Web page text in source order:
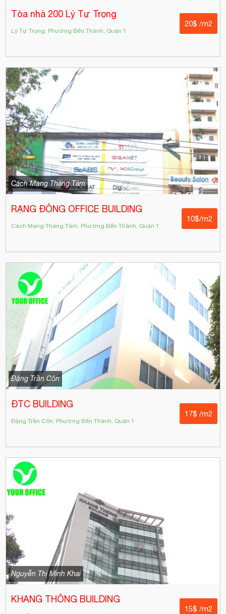
Tòa nhà 200 Lý Tự Trọng
Lý Tự Trọng, Phường Bến Thành, Quận 1
20$ /m2
Cách Mạng Tháng Tám
RẠNG ĐÔNG OFFICE BUILDING
Cách Mạng Tháng Tám, Phường Bến Thành, Quận 1
10$/m2
Đặng Trần Côn
ĐTC BUILDING
Đặng Trần Côn, Phường Bến Thành, Quận 1
17$ /m2
Nguyễn Thị Minh Khai
KHANG THÔNG BUILDING
15$ /m2